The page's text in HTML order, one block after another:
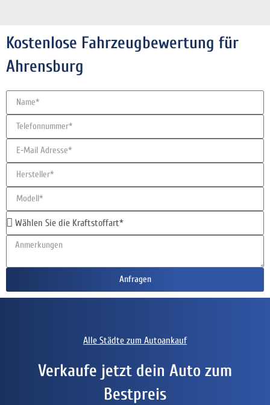
Kostenlose Fahrzeugbewertung für
Ahrensburg
Anfragen
Alle Städte zum Autoankauf
Verkaufe jetzt dein Auto zum
Bestpreis